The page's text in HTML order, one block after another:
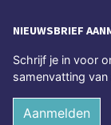
NIEUWSBRIEF
Schrijf je in voor
samenvatting
Aanmelden